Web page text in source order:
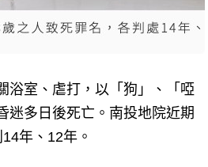
浴室、虐打，以「狗」、「啞
迷多日後死亡。南投地院近期
年、12年。